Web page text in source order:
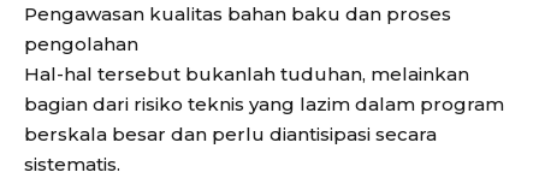
Pengawasan kualitas bahan baku dan proses
pengolahan
Hal-hal tersebut bukanlah tuduhan, melainkan
bagian dari risiko teknis yang lazim dalam program
berskala besar dan perlu diantisipasi secara
sistematis.